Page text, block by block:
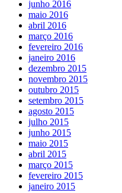
junho 2016
maio 2016
abril 2016
março 2016
fevereiro 2016
janeiro 2016
dezembro 2015
novembro 2015
outubro 2015
setembro 2015
agosto 2015
julho 2015
junho 2015
maio 2015
abril 2015
março 2015
fevereiro 2015
janeiro 2015